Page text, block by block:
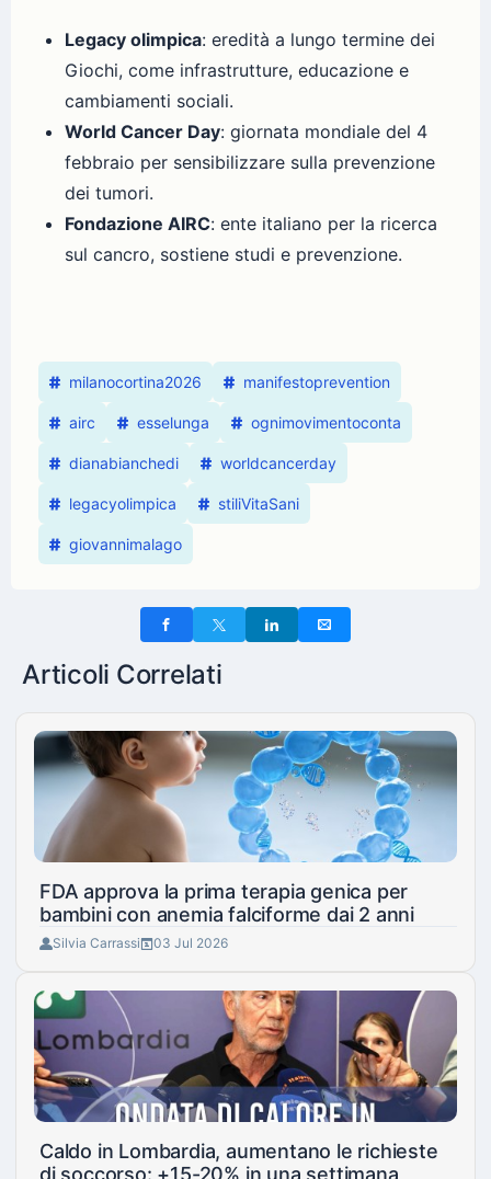
Legacy olimpica: eredità a lungo termine dei
Giochi, come infrastrutture, educazione e
cambiamenti sociali.
World Cancer Day: giornata mondiale del 4
febbraio per sensibilizzare sulla prevenzione
dei tumori.
Fondazione AIRC: ente italiano per la ricerca
sul cancro, sostiene studi e prevenzione.
milanocortina2026 manifestoprevention
airc esselunga ognimovimentoconta
dianabianchedi worldcancerday
legacyolimpica stiliVitaSani
giovannimalago
Articoli Correlati
FDA approva la prima terapia genica per
bambini con anemia falciforme dai 2 anni
Silvia Carrassi 03 Jul 2026
Caldo in Lombardia, aumentano le richieste
di soccorso: +15-20% in una settimana